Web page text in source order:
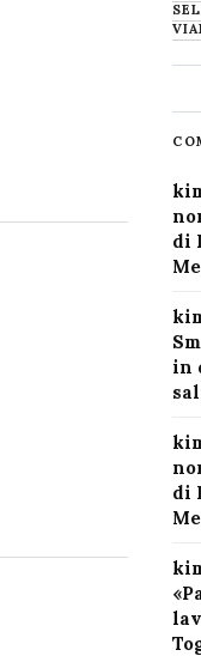
di
in
di